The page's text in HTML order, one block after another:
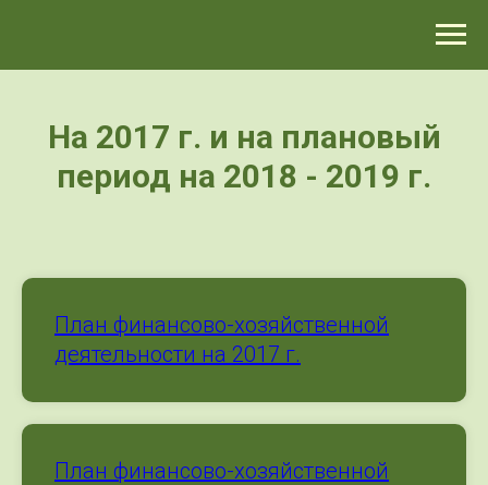
На 2017 г. и на плановый
период на 2018 - 2019 г.
План финансово-хозяйственной
деятельности на 2017 г.
План финансово-хозяйственной